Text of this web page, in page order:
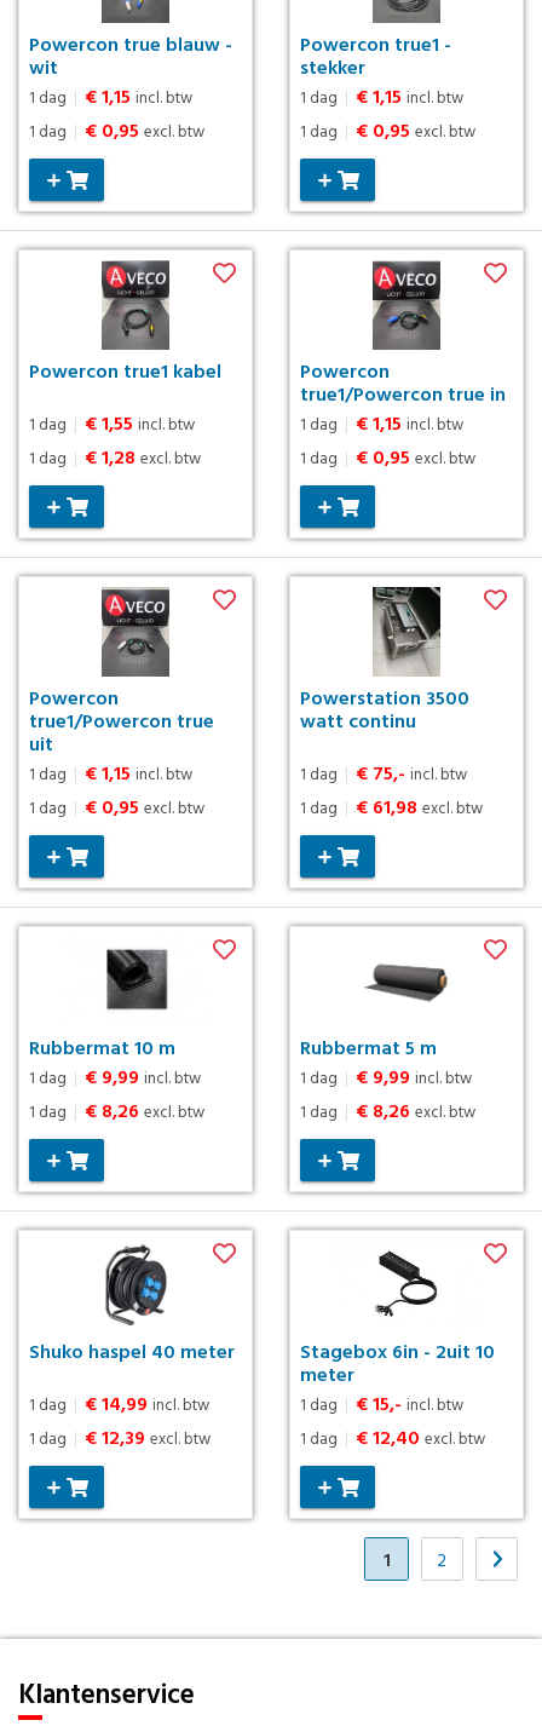
Powercon true blauw -
wit
1 dag | € 1,15 incl. btw
1 dag | € 0,95 excl. btw
Powercon true1 -
stekker
1 dag | € 1,15 incl. btw
1 dag | € 0,95 excl. btw
Powercon true1 kabel
1 dag | € 1,55 incl. btw
1 dag | € 1,28 excl. btw
Powercon
true1/Powercon true in
1 dag | € 1,15 incl. btw
1 dag | € 0,95 excl. btw
Powercon
true1/Powercon true
uit
1 dag | € 1,15 incl. btw
1 dag | € 0,95 excl. btw
Powerstation 3500
watt continu
1 dag | € 75,- incl. btw
1 dag | € 61,98 excl. btw
Rubbermat 10 m
1 dag | € 9,99 incl. btw
1 dag | € 8,26 excl. btw
Rubbermat 5 m
1 dag | € 9,99 incl. btw
1 dag | € 8,26 excl. btw
Shuko haspel 40 meter
1 dag | € 14,99 incl. btw
1 dag | € 12,39 excl. btw
Stagebox 6in - 2uit 10
meter
1 dag | € 15,- incl. btw
1 dag | € 12,40 excl. btw
1 2
Klantenservice